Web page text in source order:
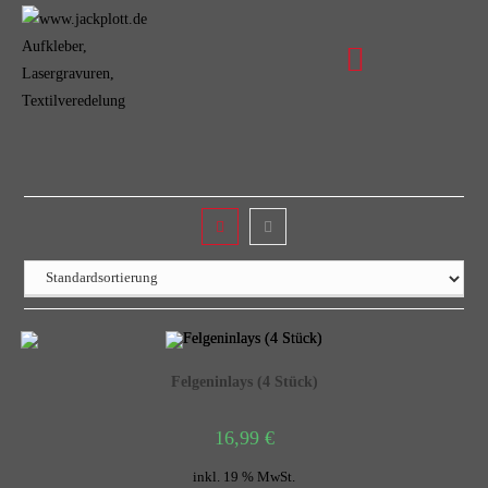
Felgeninlays (4 Stück)
16,99 €
inkl. 19 % MwSt.